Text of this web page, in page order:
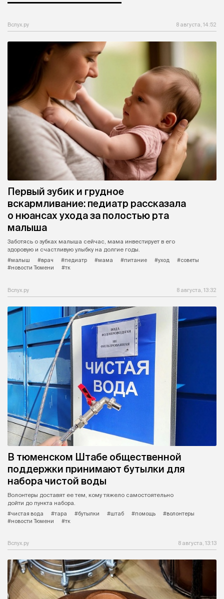
Вслух.ру 8 августа, 14:52
Первый зубик и грудное
вскармливание: педиатр рассказала
о нюансах ухода за полостью рта
малыша
Заботясь о зубках малыша сейчас, мама инвестирует в его
здоровую и счастливую улыбку на долгие годы.
#малыш
#врач #педиатр #мама #питание #уход
#советы
#новости Тюмени
#тк
Вслух.ру 8 августа, 13:32
В тюменском Штабе общественной
поддержки принимают бутылки для
набора чистой воды
Волонтеры доставят ее тем, кому тяжело самостоятельно
дойти до пункта набора.
#чистая вода
#тара #бутылки #штаб #помощь
#волонтеры
#новости Тюмени
#тк
Вслух.ру 8 августа, 13:13